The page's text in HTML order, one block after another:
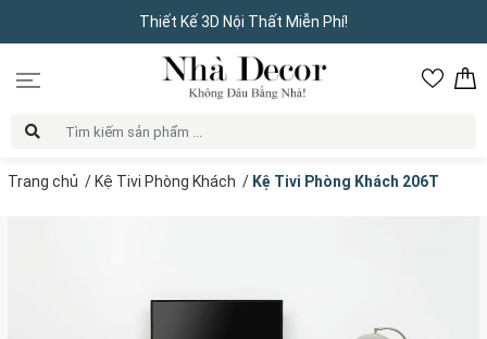
Thiết Kế 3D Nội Thất Miễn Phí!
Trang chủ / Kệ Tivi Phòng Khách / Kệ Tivi Phòng Khách 206T